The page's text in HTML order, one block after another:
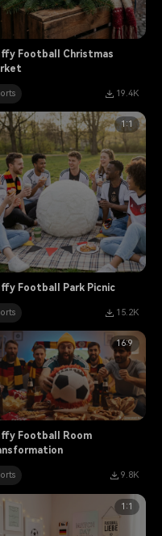
Football Christmas
19.4K
1:1
Football Park Picnic
15.2K
16:9
Football Room
9.8K
1:1